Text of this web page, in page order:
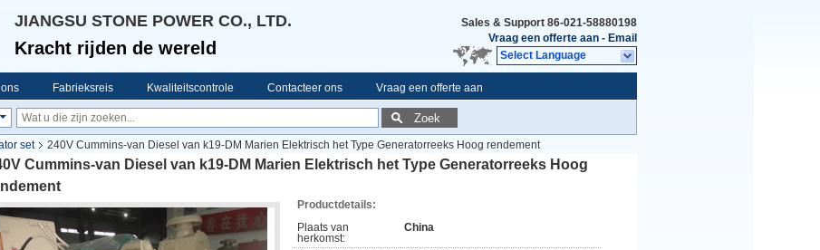
JIANGSU STONE POWER CO., LTD.
Kracht rijden de wereld
Sales & Support 86-021-58880198
Vraag een offerte aan - Email
Select Language
Fabrieksreis Kwaliteitscontrole Contacteer ons Vraag een offerte aan
Zoek
set
240V Cummins-van Diesel van k19-DM Marien Elektrisch het Type Generatorreeks Hoog rendement
Cummins-van Diesel van k19-DM Marien Elektrisch het Type Generatorreeks Hoog
Productdetails:
Plaats van
herkomst:
China